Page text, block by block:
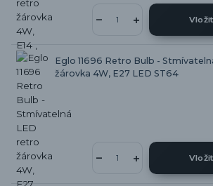
Eglo 11696 Retro Bulb -
žárovka 4W, E27 LED ST64